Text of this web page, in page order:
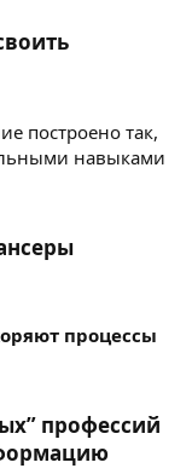
построено так,
навыками
процессы
профессий